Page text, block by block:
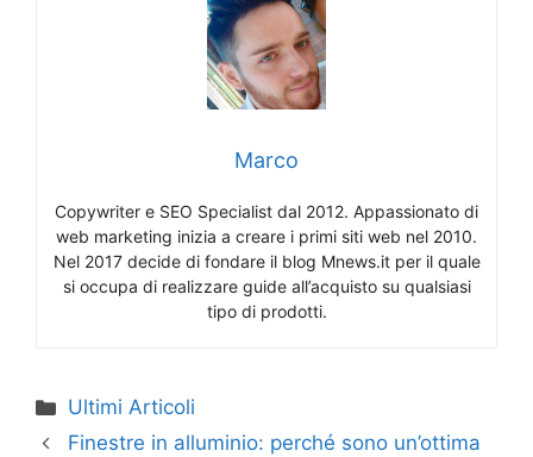
Marco
Copywriter e SEO Specialist dal 2012. Appassionato di
web marketing inizia a creare i primi siti web nel 2010.
Nel 2017 decide di fondare il blog Mnews.it per il quale
si occupa di realizzare guide all’acquisto su qualsiasi
tipo di prodotti.
Categorie
Ultimi Articoli
Finestre in alluminio: perché sono un’ottima